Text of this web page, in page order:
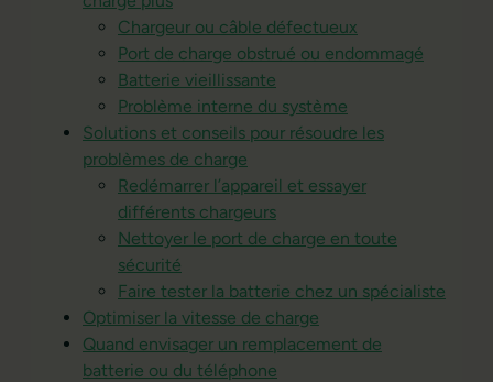
Chargeur ou câble défectueux
Port de charge obstrué ou endommagé
Batterie vieillissante
Problème interne du système
Solutions et conseils pour résoudre les
problèmes de charge
Redémarrer l’appareil et essayer
différents chargeurs
Nettoyer le port de charge en toute
sécurité
Faire tester la batterie chez un spécialiste
Optimiser la vitesse de charge
Quand envisager un remplacement de
batterie ou du téléphone